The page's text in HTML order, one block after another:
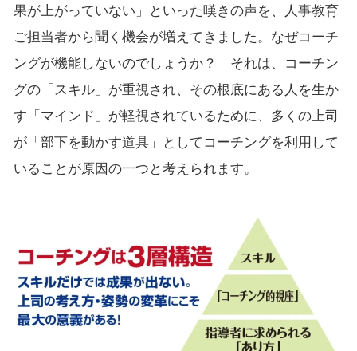
果が上がっていない」といった嘆きの声を、人事教育
ご担当者から聞く機会が増えてきました。なぜコーチ
ングが機能しないのでしょうか？ それは、コーチン
グの「スキル」が重視され、その根底にある人を生か
す「マインド」が軽視されているために、多くの上司
が「部下を動かす道具」としてコーチングを利用して
いることが原因の一つと考えられます。